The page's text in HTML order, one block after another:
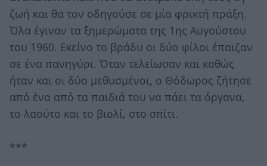
ζωή και θα τον οδηγούσε σε μία φρικτή πράξη.
Όλα έγιναν τα ξημερώματα της 1ης Αυγούστου
του 1960. Εκείνο το βράδυ οι δύο φίλοι έπαιζαν
σε ένα πανηγύρι. Όταν τελείωσαν και καθώς
ήταν και οι δύο μεθυσμένοι, ο Θόδωρος ζήτησε
από ένα από τα παιδιά του να πάει τα όργανα,
το λαούτο και το βιολί, στο σπίτι.
***